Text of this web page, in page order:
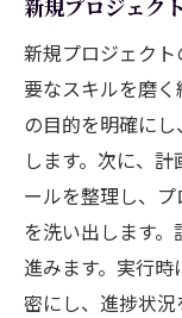
新規プロジェク
新規プロジェク
要なスキルを磨
の目的を明確に
します。次に、
ールを整理し、
を洗い出します
進みます。実行
密にし、進捗状